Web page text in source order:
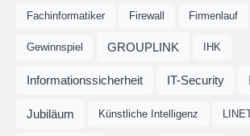
Fachinformatiker Firewall Firmenlauf
Gewinnspiel GROUPLINK IHK
Informationssicherheit IT-Security
Jubiläum Künstliche Intelligenz LINET